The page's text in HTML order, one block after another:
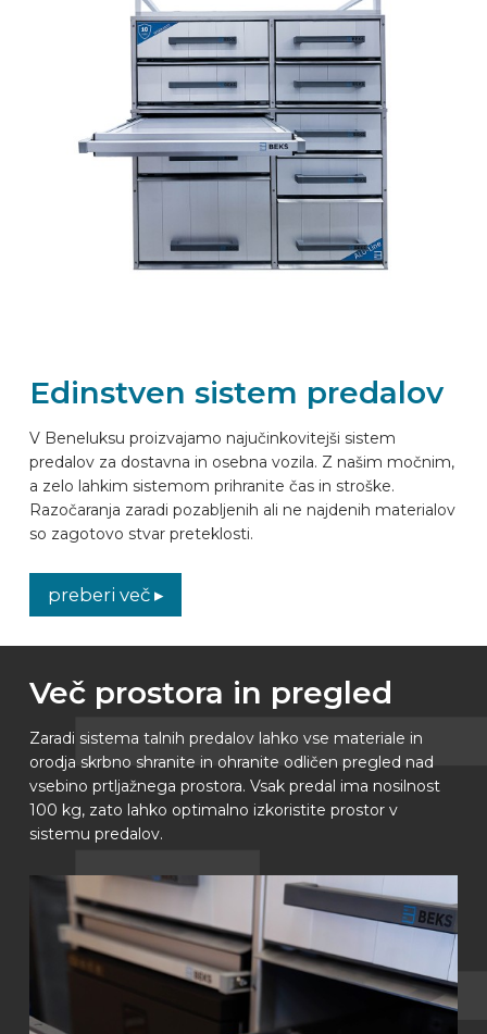
Edinstven sistem predalov
V Beneluksu proizvajamo najučinkovitejši sistem
predalov za dostavna in osebna vozila. Z našim močnim,
a zelo lahkim sistemom prihranite čas in stroške.
Razočaranja zaradi pozabljenih ali ne najdenih materialov
so zagotovo stvar preteklosti.
preberi več ▸
Več prostora in pregled
Zaradi sistema talnih predalov lahko vse materiale in
orodja skrbno shranite in ohranite odličen pregled nad
vsebino prtljažnega prostora. Vsak predal ima nosilnost
100 kg, zato lahko optimalno izkoristite prostor v
sistemu predalov.